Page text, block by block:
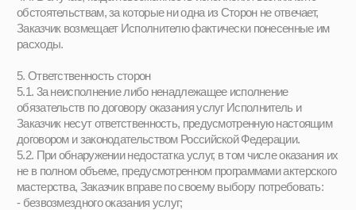
сайта: заключение и исполнение договоров оказания услуг,
регистрация пользователей на сайте и предоставление доступа
к личному кабинету, осуществление рассылки рекламных и
информационных материалов, в случае получения явного
РФ, улучшение качества работы сайта и анализа
пользовательского опыта.
8.3. Обработка персональных данных осуществляется
Исполнителем неавтоматизированным и автоматизированным
способом.
8.4. К обработке персональных данных Заказчика могут иметь
доступ только работники, допущенные к работе с
персональными данными Заказчика и подписавшие соглашение
о неразглашении персональных данных.
8.5. При осуществлении акцепта Заказчик дает согласие на
обработку его персональных данных, которое является
неотъемлемой частью настоящего договора.